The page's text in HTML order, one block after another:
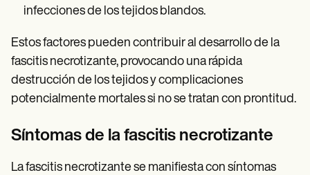
infecciones de los tejidos blandos.
Estos factores pueden contribuir al desarrollo de la
fascitis necrotizante, provocando una rápida
destrucción de los tejidos y complicaciones
potencialmente mortales si no se tratan con prontitud.
Síntomas de la fascitis necrotizante
La fascitis necrotizante se manifiesta con síntomas